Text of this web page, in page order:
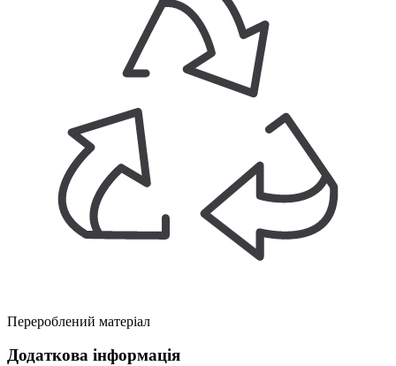
Перероблений матеріал
Додаткова інформація